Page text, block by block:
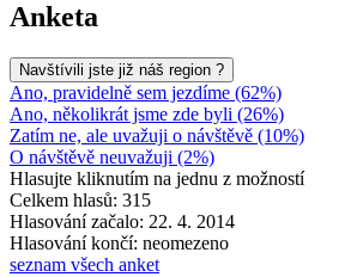
Anketa
Navštívili jste již náš region ?
Ano, pravidelně sem jezdíme (62%)
Ano, několikrát jsme zde byli (26%)
Zatím ne, ale uvažuji o návštěvě (10%)
O návštěvě neuvažuji (2%)
Hlasujte kliknutím na jednu z možností
Celkem hlasů: 315
Hlasování začalo: 22. 4. 2014
Hlasování končí: neomezeno
seznam všech anket